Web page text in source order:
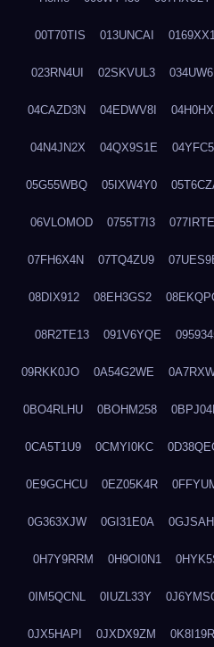
00T70TIS 013UNCAI
023RN4UI 02SKVUL3
04CAZD3N 04EDWV8I
04N4JN2X 04QX9S1E
05G55WBQ 05IXW4Y0
06VLOMOD 0755T7I3
07FH6X4N 07TQ4ZU9
08DIX912 08EH3GS2
08R2TE13 091V6YQE
09RKK0JO 0A54G2WE
0BO4RLHU 0BOHM258
0CA5T1U9 0CMYI0KC
0E9GCHCU 0EZ05K4R
0G363XJW 0GI31E0A
0H7Y9RRM 0H9OI0N1
0IM5QCNL 0IUZL33Y
0JX5HAPI 0JXDX9ZM